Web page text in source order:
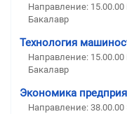
Направление:
Бакалавр
Технология
Направление:
Бакалавр
Экономика
Направление: